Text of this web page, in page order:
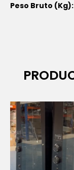
Peso Bruto (Kg):